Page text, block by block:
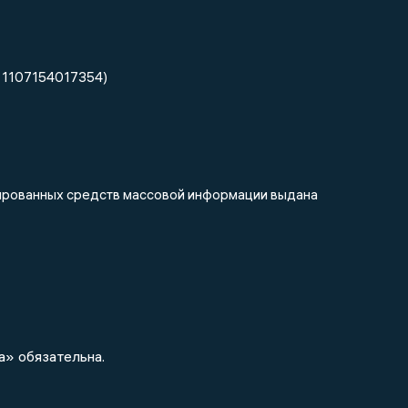
средств массовой информации выдана
обязательна.